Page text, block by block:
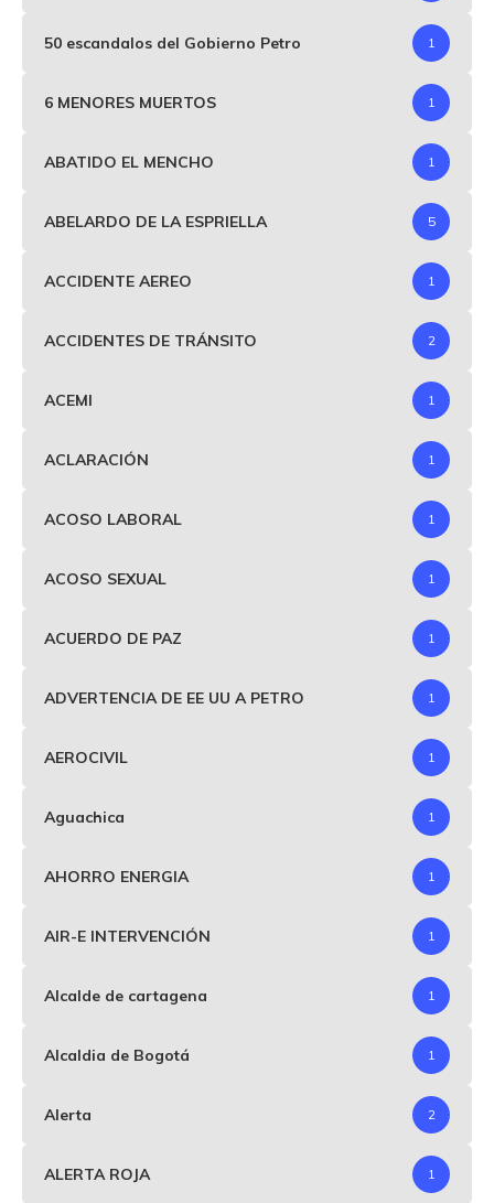
50 escandalos del Gobierno Petro 1
6 MENORES MUERTOS 1
ABATIDO EL MENCHO 1
ABELARDO DE LA ESPRIELLA 5
ACCIDENTE AEREO 1
ACCIDENTES DE TRÁNSITO 2
ACEMI 1
ACLARACIÓN 1
ACOSO LABORAL 1
ACOSO SEXUAL 1
ACUERDO DE PAZ 1
ADVERTENCIA DE EE UU A PETRO 1
AEROCIVIL 1
Aguachica 1
AHORRO ENERGIA 1
AIR-E INTERVENCIÓN 1
Alcalde de cartagena 1
Alcaldia de Bogotá 1
Alerta 2
ALERTA ROJA 1